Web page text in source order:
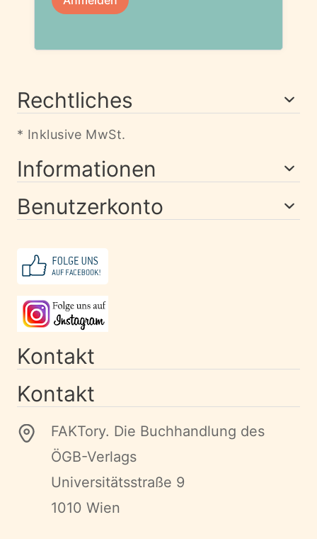
Rechtliches
* Inklusive MwSt.
Informationen
Benutzerkonto
Kontakt
Kontakt
FAKTory. Die Buchhandlung des
ÖGB-Verlags
Universitätsstraße 9
1010 Wien